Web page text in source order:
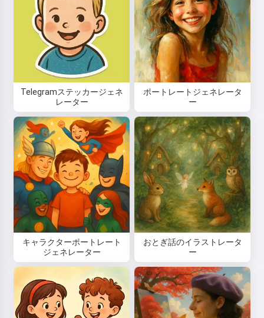
Telegramステッカージェネ
レーター
ポートレートジェネレータ
ー
キャラクターポートレート
ジェネレーター
おとぎ話のイラストレータ
ー